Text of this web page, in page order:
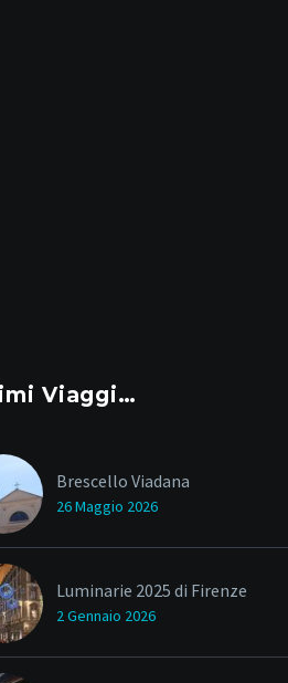
Viaggi…
Brescello Viadana
26 Maggio 2026
Luminarie 2025 di Firenze
2 Gennaio 2026